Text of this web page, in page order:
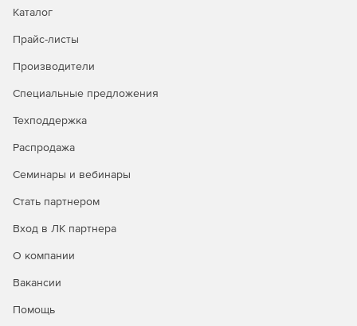
Каталог
Прайс-листы
Производители
Специальные предложения
Техподдержка
Распродажа
Семинары и вебинары
Стать партнером
Вход в ЛК партнера
О компании
Вакансии
Помощь